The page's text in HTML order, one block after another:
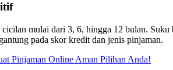
mulai dari 3, 6, hingga 12 bulan.
pada skor kredit dan jenis pinjaman.
Pinjaman Online Aman Pilihan Anda!